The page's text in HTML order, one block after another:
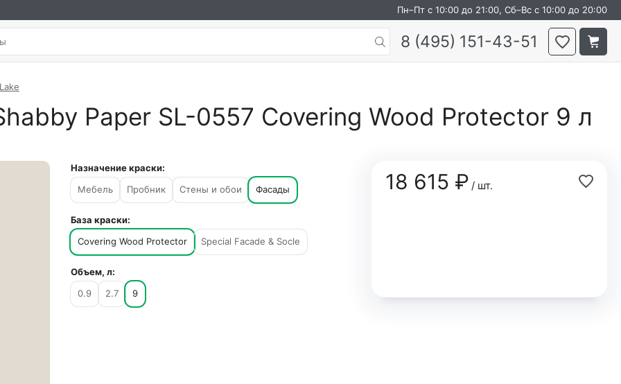
Пн–Пт с 10:00 до 21:00, Сб–Вс с 10:00 до 20:00
8 (495) 151-43-51
Paper SL-0557 Covering Wood Protector 9 л
18 615 ₽/ шт.
Назначение краски:
Мебель
Пробник Стены и обои Фасады
База краски:
Covering Wood Protector
Special Facade & Socle
Объем, л:
0.9
2.7 9